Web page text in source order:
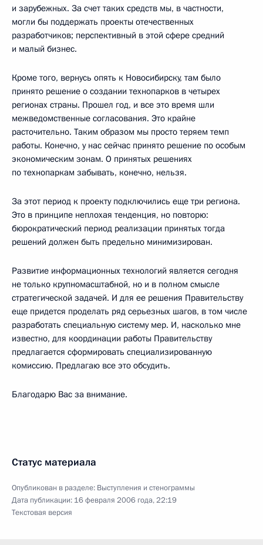
и зарубежных. За счет таких средств мы, в частности,
могли бы поддержать проекты отечественных
разработчиков; перспективный в этой сфере средний
и малый бизнес.
Кроме того, вернусь опять к Новосибирску, там было
принято решение о создании технопарков в четырех
регионах страны. Прошел год, и все это время шли
межведомственные согласования. Это крайне
расточительно. Таким образом мы просто теряем темп
работы. Конечно, у нас сейчас принято решение по особым
экономическим зонам. О принятых решениях
по технопаркам забывать, конечно, нельзя.
За этот период к проекту подключились еще три региона.
Это в принципе неплохая тенденция, но повторю:
бюрократический период реализации принятых тогда
решений должен быть предельно минимизирован.
Развитие информационных технологий является сегодня
не только крупномасштабной, но и в полном смысле
стратегической задачей. И для ее решения Правительству
еще придется проделать ряд серьезных шагов, в том числе
разработать специальную систему мер. И, насколько мне
известно, для координации работы Правительству
предлагается сформировать специализированную
комиссию. Предлагаю все это обсудить.
Благодарю Вас за внимание.
Статус материала
Опубликован в разделе: Выступления и стенограммы
Дата публикации: 16 февраля 2006 года, 22:19
Текстовая версия